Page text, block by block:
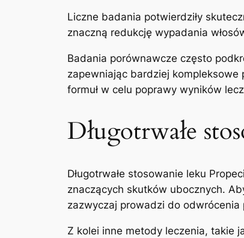
Liczne badania potwierdziły
znaczną redukcję wypadania
Badania porównawcze często
zapewniając bardziej
formuł w celu poprawy wyników
Długotrwałe
Długotrwałe stosowanie leku
znaczących skutków ubocznych.
zazwyczaj prowadzi do odwrócenia
Z kolei inne metody leczenia, takie